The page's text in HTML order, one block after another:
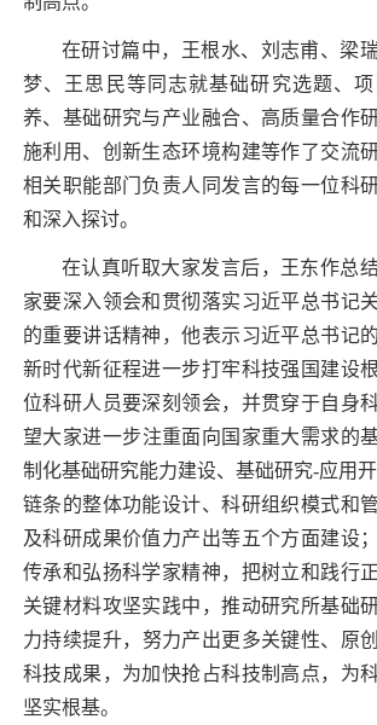
在研讨篇中，王根水、刘志甫、梁
梦、王思民等同志就基础研究选题、
养、基础研究与产业融合、高质量合作
施利用、创新生态环境构建等作了交流
相关职能部门负责人同发言的每一位科
和深入探讨。
在认真听取大家发言后，王东作总
家要深入领会和贯彻落实习近平总书记
的重要讲话精神，他表示习近平总书记
新时代新征程进一步打牢科技强国建设
位科研人员要深刻领会，并贯穿于自身
望大家进一步注重面向国家重大需求的
制化基础研究能力建设、基础研究-应用
链条的整体功能设计、科研组织模式和
及科研成果价值力产出等五个方面建设
传承和弘扬科学家精神，把树立和践行
关键材料攻坚实践中，推动研究所基础
力持续提升， 努力产出更多关键性、原
科技成果，为加快抢占科技制高点， 为
坚实根基。